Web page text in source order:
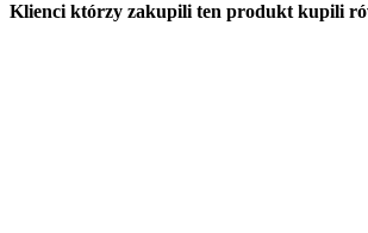
Klienci którzy zakupili ten produkt kupili